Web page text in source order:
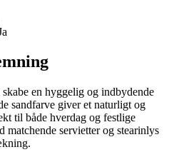
en hyggelig og indbydende
sandfarve giver et naturligt og
til både hverdag og festlige
servietter og stearinlys